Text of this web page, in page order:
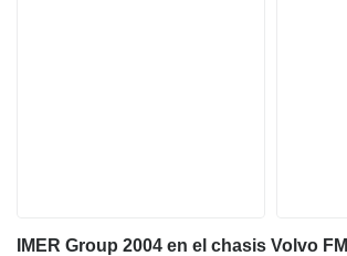
IMER Group 2004 en el chasis Volvo